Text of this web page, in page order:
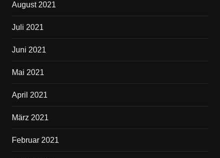
August 2021
Juli 2021
Juni 2021
Mai 2021
April 2021
März 2021
Februar 2021